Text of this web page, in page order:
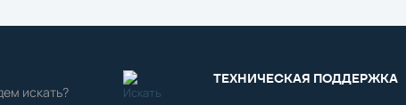
ТЕХНИЧЕСКАЯ ПОДДЕРЖКА